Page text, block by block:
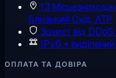
13
Близький Схід, АТР
Захист від DDoS
IPv6 +
ОПЛАТА ТА ДОВІРА